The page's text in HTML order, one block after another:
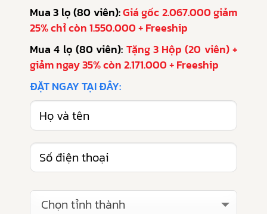
Mua 3 lọ (80 viên):Giá gốc 2.067.000 giảm
25% chỉ còn 1.550.000 + Freeship
Mua 4 lọ (80 viên): Tặng 3 Hộp (20 viên) +
giảm ngay 35% còn 2.171.000 + Freeship
ĐẶT NGAY TẠI ĐÂY:
Chọn tỉnh thành